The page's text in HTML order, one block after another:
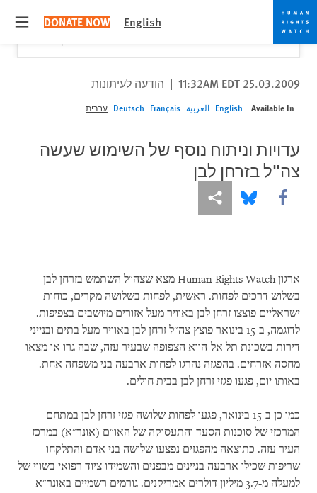
Skip
to
cookie
privacy
notice
Skip
to
main
content
English
DONATE NOW
Would you like to read this page in English?
Close
25.03.2009 11:32AM EDT
| הודעה לעיתונות
Available In
English العربية Français
Deutsch עברית
עדויות וניתוח נוסף של השימוש שעשה
צה"ל בזרחן לבן
Share this via Facebook
Share this via Bluesky
More sharing options
ארגון Human Rights Watch מצא שצה"ל השתמש בזרחן לבן
בשלוש דרכים לפחות. ראשית, לפחות בשלושה מקרים, כוחות
ישראליים פוצצו זרחן לבן באוויר מעל אזורים מיושבים בצפיפות.
לדוגמה, ב-15 בינואר פוצץ צה"ל זרחן לבן באוויר מעל בתים ובנייני
דירות בשכונת תל אל-הווא הצפופה שבעיר עזה, שבה גרו או מצאו
מחסה אזרחים. בהפגזה נהרגו לפחות ארבעה בני משפחה אחת.
באותו יום, פגעו פגזי זרחן לבן בבית חולים.
כמו כן ב-15 בינואר, פגעו לפחות שלושה פגזי זרחן לבן במתחם
המרכזי של סוכנות הסעד והתעסוקה של האו"ם (אונר"א) במרכז
העיר עזה. כתוצאה מהפגזים נפצעו שלושה בני אדם והתלקחו
שריפות שכילו ארבעה בניינים מבפנים והשמידו ציוד רפואי בשווי של
למעלה מ-3.7 מיליון דולרים אמריקנים. גורמים רשמיים באונר"א